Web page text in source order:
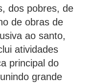
dos pobres, de
de obras de
ao santo,
atividades
principal do
grande